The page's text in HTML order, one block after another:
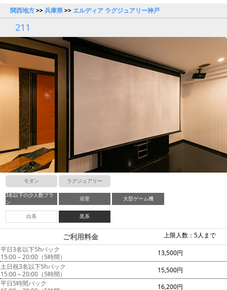
関西地方>>兵庫県>> エルディア ラグジュアリー神戸
211
モダン ラグジュアリー
3名以下の少人数プラ
ン
浴室 大型ゲーム機
白系 黒系
上限人数：5人まで
ご利用料金
平日3名以下5hパック
15:00～20:00（5時間）
13,500円
土日祝3名以下5hパック
15:00～20:00（5時間）
15,500円
平日5時間パック
16,200円